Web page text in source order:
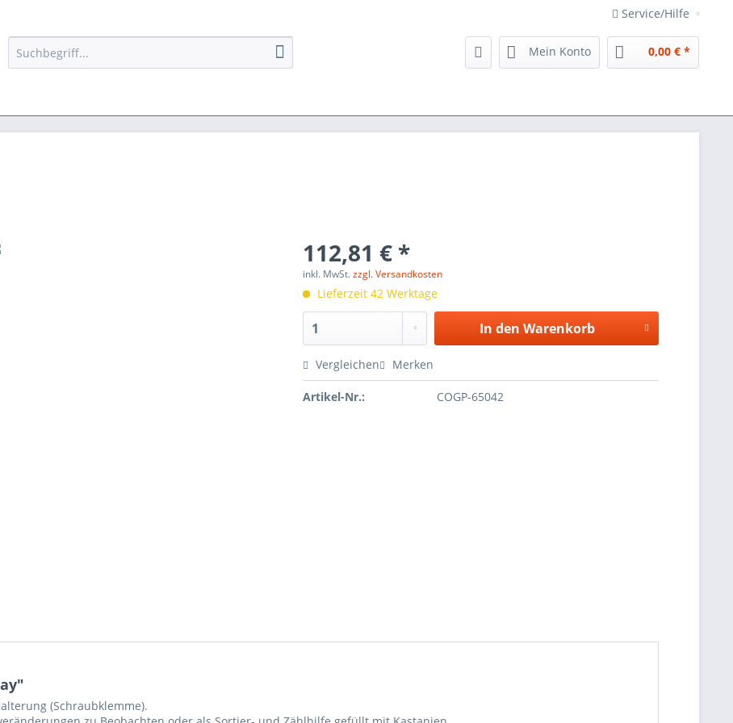
Service/Hilfe
Mein Konto 0,00 € *
112,81 € *
inkl. MwSt.zzgl. Versandkosten
Lieferzeit 42 Werktage
In den Warenkorb
Vergleichen Merken
Artikel-Nr.: COGP-65042
(Schraubklemme).